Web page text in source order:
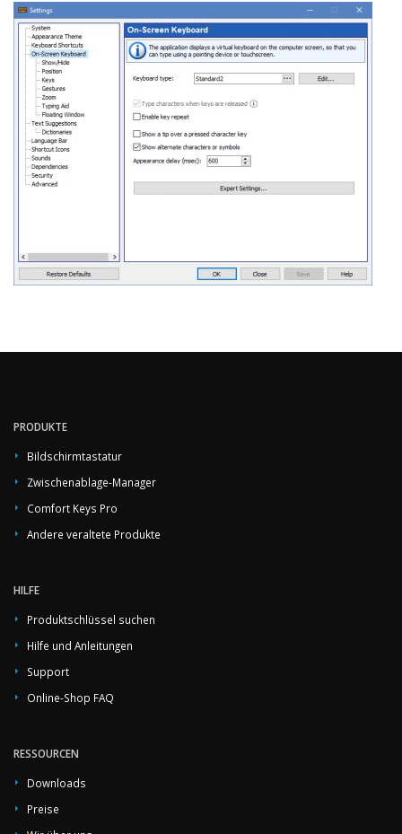
PRODUKTE
Bildschirmtastatur
Zwischenablage-Manager
Comfort Keys Pro
Andere veraltete Produkte
HILFE
Produktschlüssel suchen
Hilfe und Anleitungen
Support
Online-Shop FAQ
RESSOURCEN
Downloads
Preise